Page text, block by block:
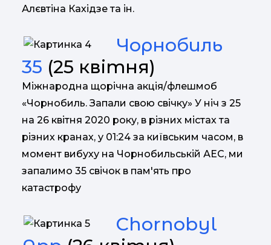
Алєвтіна Кахідзе та ін.
Чорнобиль
35 (25 квітня)
Міжнародна щорічна акція/флешмоб
«Чорнобиль. Запали свою свічку» У ніч з 25
на 26 квітня 2020 року, в різних містах та
різних кранах, у 01:24 за київським часом, в
момент вибуху на Чорнобильській АЕС, ми
запалимо 35 свічок в пам'ять про
катастрофу
Chornobyl